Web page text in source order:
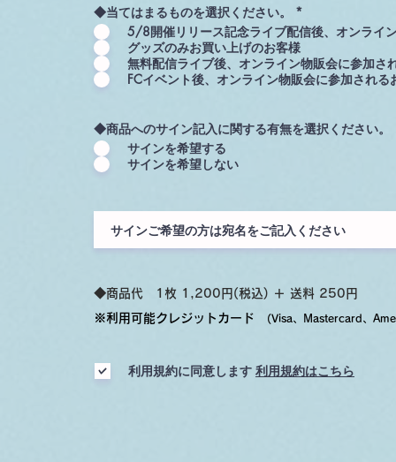
◆当てはまるものを選択ください。
*
5/8開催リリース記念ライブ配信後、オンライ
グッズのみお買い上げのお客様
無料配信ライブ後、オンライン物販会に参加さ
FCイベント後、オンライン物販会に参加される
◆商品へのサイン記入に関する有無を選択ください。
サインを希望する
サインを希望しない
​◆商品代 1枚 1,200円(税込) ＋ 送料 250円
※利用可能クレジットカード
(Visa、Mastercard、
利用規約に同意します 利用規約はこちら